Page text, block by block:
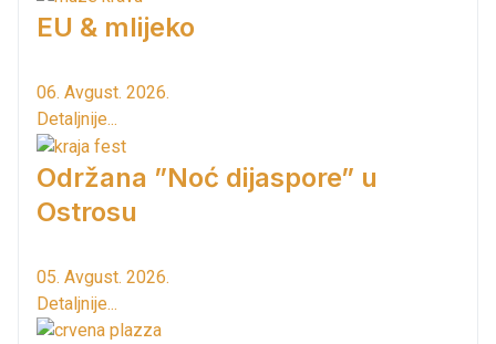
EU & mlijeko
06. Avgust. 2026.
Detaljnije...
Održana ”Noć dijaspore” u
Ostrosu
05. Avgust. 2026.
Detaljnije...